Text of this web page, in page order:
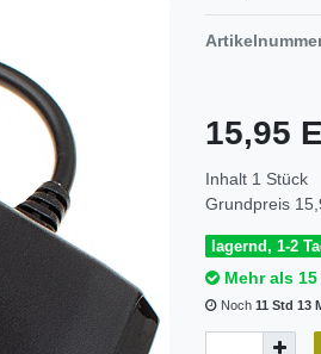
15,95
Inhalt 1 Stück
Grundpreis
lagernd, 1-2
Mehr als
Noch 11 Std 13